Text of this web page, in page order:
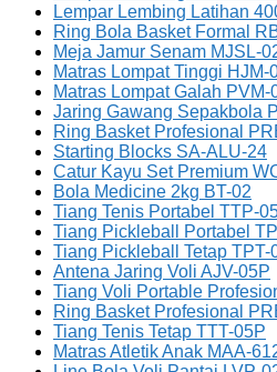
Lempar Lembing Latihan
Ring Bola Basket Formal
Meja Jamur Senam MJSL-
Matras Lompat Tinggi HJM-
Matras Lompat Galah PVM-
Jaring Gawang Sepakbola
Ring Basket Profesional
Starting Blocks SA-ALU-24
Catur Kayu Set Premium
Bola Medicine 2kg BT-02
Tiang Tenis Portabel TTP-
Tiang Pickleball Portabel
Tiang Pickleball Tetap TPT-
Antena Jaring Voli AJV-05P
Tiang Voli Portable
Ring Basket Profesional
Tiang Tenis Tetap TTT-05P
Matras Atletik Anak MAA-